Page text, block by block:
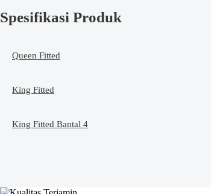
Spesifikasi Produk
Queen Fitted
King Fitted
King Fitted Bantal 4